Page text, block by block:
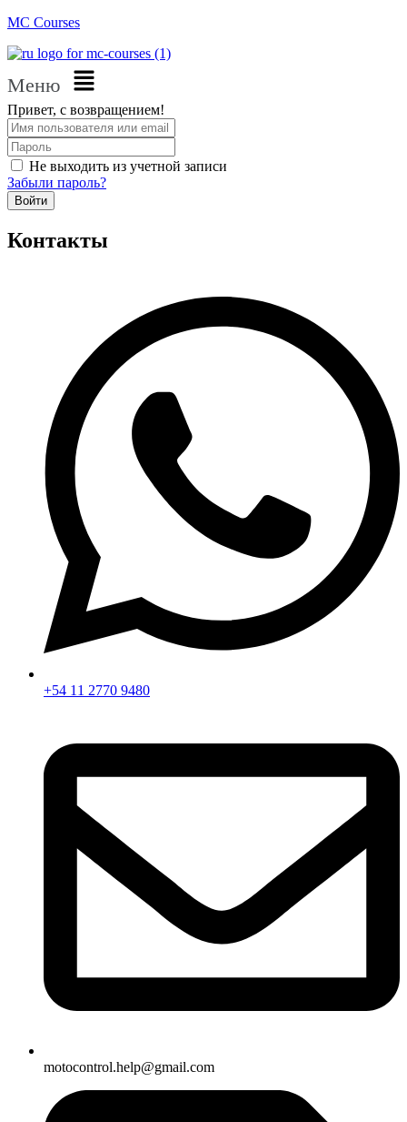
MC Courses
Меню
Привет, с возвращением!
Не выходить из учетной записи
Забыли пароль?
Войти
Контакты
+54 11 2770 9480
motocontrol.help@gmail.com